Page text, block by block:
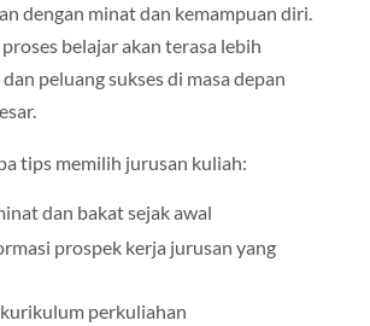
dengan minat dan kemampuan diri.
belajar akan terasa lebih
peluang sukses di masa depan
tips memilih jurusan kuliah:
dan bakat sejak awal
prospek kerja jurusan yang
perkuliahan